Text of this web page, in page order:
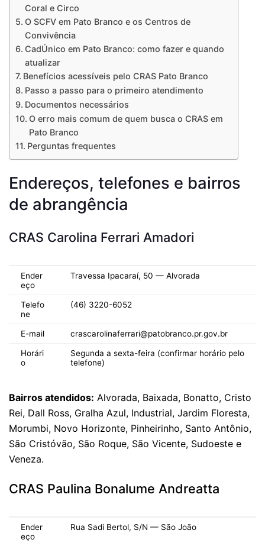
Coral e Circo
O SCFV em Pato Branco e os Centros de
Convivência
CadÚnico em Pato Branco: como fazer e quando
atualizar
Benefícios acessíveis pelo CRAS Pato Branco
Passo a passo para o primeiro atendimento
Documentos necessários
O erro mais comum de quem busca o CRAS em
Pato Branco
Perguntas frequentes
Endereços, telefones e bairros
de abrangência
CRAS Carolina Ferrari Amadori
Ender
eço
Travessa Ipacaraí, 50 — Alvorada
Telefo
ne
(46) 3220-6052
E-mail crascarolinaferrari@patobranco.pr.gov.br
Horári
o
Segunda a sexta-feira (confirmar horário pelo
telefone)
Bairros atendidos: Alvorada, Baixada, Bonatto, Cristo
Rei, Dall Ross, Gralha Azul, Industrial, Jardim Floresta,
Morumbi, Novo Horizonte, Pinheirinho, Santo Antônio,
São Cristóvão, São Roque, São Vicente, Sudoeste e
Veneza.
CRAS Paulina Bonalume Andreatta
Ender
eço
Rua Sadi Bertol, S/N — São João